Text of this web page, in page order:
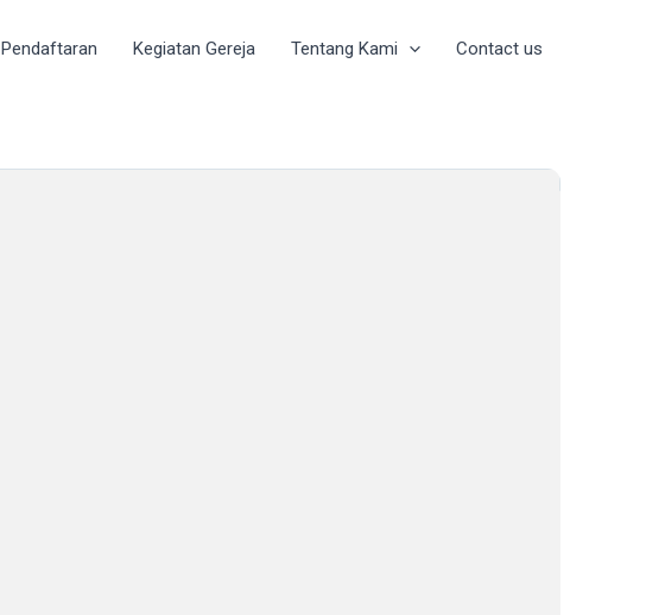
Pendaftaran Kegiatan Gereja Tentang Kami Contact us